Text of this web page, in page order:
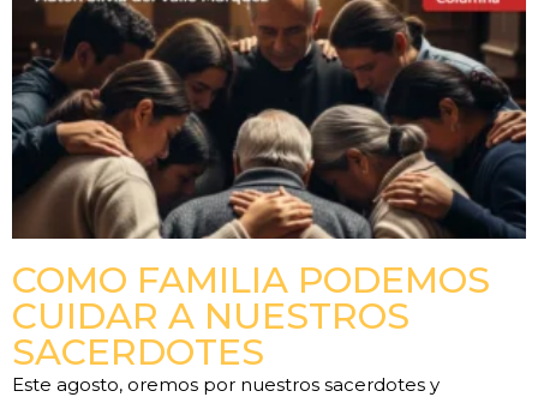
COMO FAMILIA PODEMOS
CUIDAR A NUESTROS
SACERDOTES
Este agosto, oremos por nuestros sacerdotes y